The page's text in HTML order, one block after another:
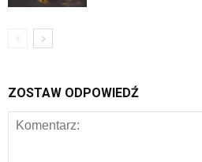
ZOSTAW ODPOWIEDŹ